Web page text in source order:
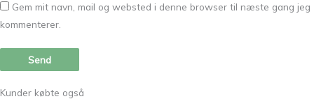
Gem mit navn, mail og websted i denne browser til næste gang jeg
kommenterer.
Kunder købte også